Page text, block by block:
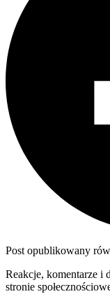
Post opublikowany
Reakcje, komentarze i
stronie